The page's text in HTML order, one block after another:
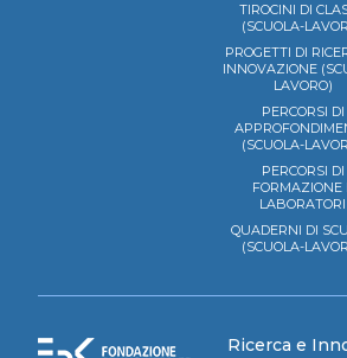
TIROCINI DI
(SCUOLA-
PROGETTI DI
INNOVAZIONE
LAVORO)
PERCORSI DI
(SCUOLA-
PERCORSI DI
FORMAZIONE
LABORATORI
QUADERNI DI
(SCUOLA-
Ricerca e